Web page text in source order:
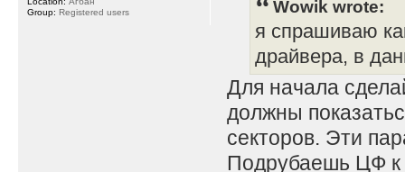
Wowik wrote:
я спрашиваю
драйвера, в
Для начала
должны
секторов. Эти
Подрубаешь ЦФ к
Group: Registered users